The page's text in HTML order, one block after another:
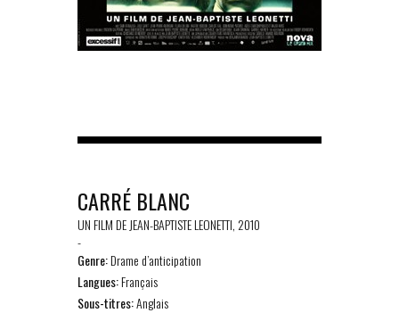
CARRÉ BLANC
UN FILM DE JEAN-BAPTISTE LEONETTI, 2010
-
Genre:Drame d’anticipation
Langues:Français
Sous-titres:Anglais